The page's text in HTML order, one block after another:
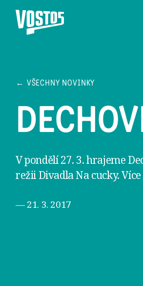
← VŠECHNY NOVINKY
V pondělí 27. 3. hrajeme
režii Divadla Na cucky.
— 21. 3. 2017